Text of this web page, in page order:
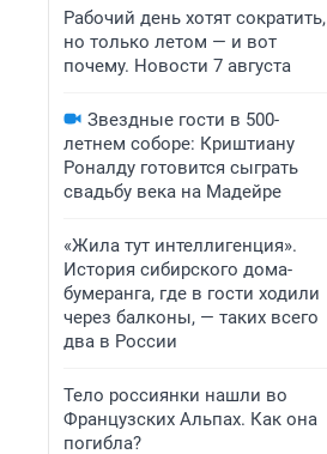
Рабочий день хотят сократить,
но только летом — и вот
почему. Новости 7 августа
Звездные гости в 500-
летнем соборе: Криштиану
Роналду готовится сыграть
свадьбу века на Мадейре
«Жила тут интеллигенция».
История сибирского дома-
бумеранга, где в гости ходили
через балконы, — таких всего
два в России
Тело россиянки нашли во
Французских Альпах. Как она
погибла?